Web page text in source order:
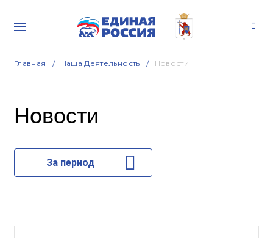
Главная Наша Деятельность Новости
Новости
За период